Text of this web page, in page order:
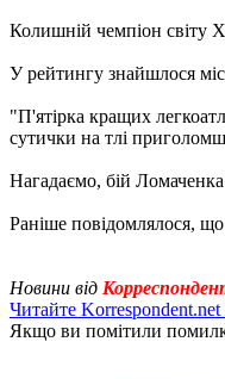
Колишній чемпіон світу
У рейтингу знайшлося
"П'ятірка кращих
сутички на тлі
Нагадаємо, бій
Раніше повідомлялося, що
Новини від
Читайте
Якщо ви помітили